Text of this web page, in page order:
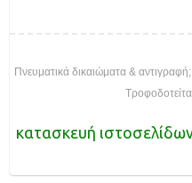
Πνευματικά δικαιώματα &
κατασκευή